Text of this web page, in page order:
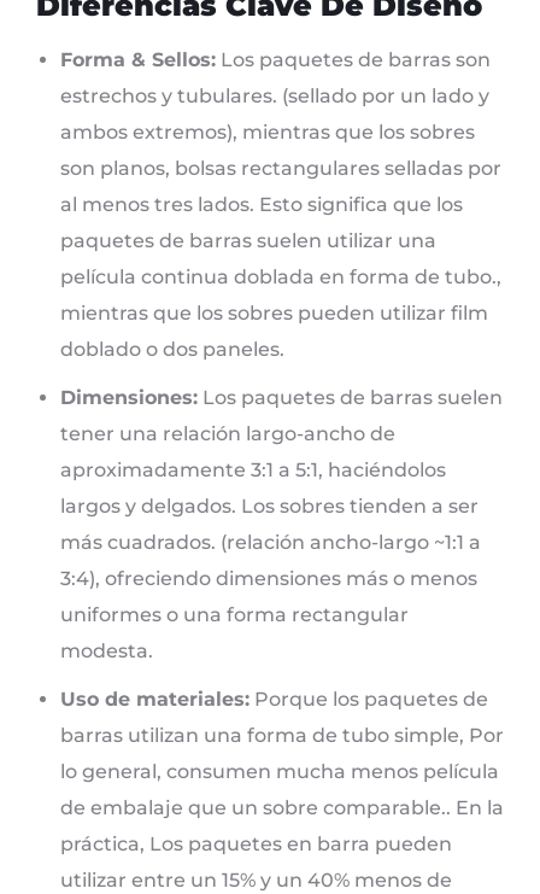
Forma & Sellos: Los paquetes de barras son
estrechos y tubulares. (sellado por un lado y
ambos extremos), mientras que los sobres
son planos, bolsas rectangulares selladas por
al menos tres lados. Esto significa que los
paquetes de barras suelen utilizar una
película continua doblada en forma de tubo.,
mientras que los sobres pueden utilizar film
doblado o dos paneles.
Dimensiones: Los paquetes de barras suelen
tener una relación largo-ancho de
aproximadamente 3:1 a 5:1, haciéndolos
largos y delgados. Los sobres tienden a ser
más cuadrados. (relación ancho-largo ~1:1 a
3:4), ofreciendo dimensiones más o menos
uniformes o una forma rectangular
modesta.
Uso de materiales: Porque los paquetes de
barras utilizan una forma de tubo simple, Por
lo general, consumen mucha menos película
de embalaje que un sobre comparable.. En la
práctica, Los paquetes en barra pueden
utilizar entre un 15% y un 40% menos de